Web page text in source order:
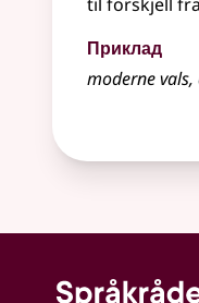
Приклад
moderne